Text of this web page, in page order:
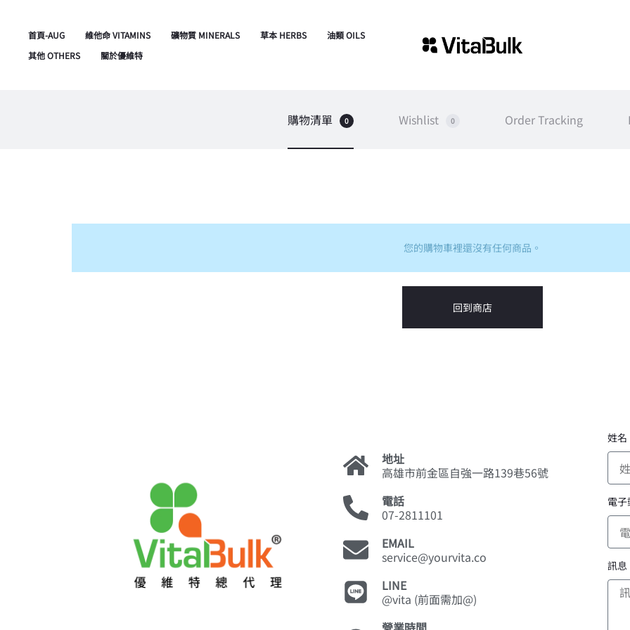
首頁-AUG 維他命 VITAMINS 礦物質 MINERALS 草本 HERBS
油類 OILS
其他 OTHERS
關於優維特
購物清單 0 Wishlist 0 Order Tracking
購
您的購物車裡還沒有任何商品。
回到商店
地址
高雄市前金區自強一路139巷56號
電話
07-2811101
EMAIL
service@yourvita.co
LINE
@vita (前面需加@)
姓名
電
訊息